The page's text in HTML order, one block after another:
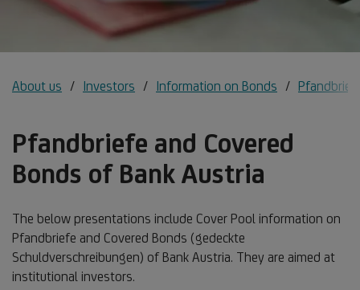
About us Investors Information on Bonds
Pfandbriefe and Covered
Bonds of Bank Austria
The below presentations include Cover Pool information on
Pfandbriefe and Covered Bonds (gedeckte
Schuldverschreibungen) of Bank Austria. They are aimed at
institutional investors.